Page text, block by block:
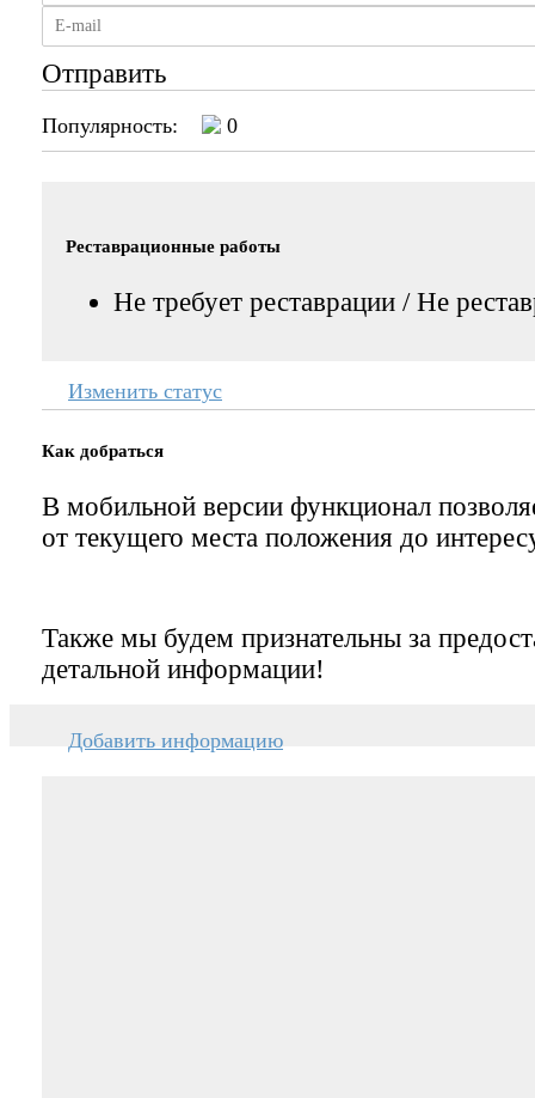
Отправить
Популярность: 0
Реставрационные работы
Не требует реставрации / Не
Изменить статус
Как добраться
В мобильной версии функционал
от текущего места положения до
Также мы будем признательны за
детальной информации!
Добавить информацию